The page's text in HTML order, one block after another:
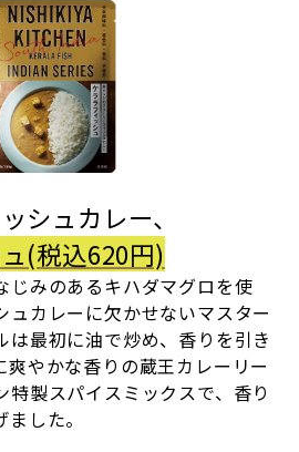
シュカレー、
(税込620円)
じみのあるキハダマグロを使
ュカレーに欠かせないマスター
は最初に油で炒め、香りを引き
爽やかな香りの蔵王カレーリー
特製スパイスミックスで、香り
した。